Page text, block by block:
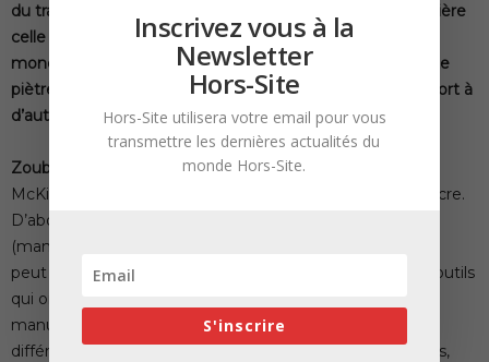
du travail dans la construction est de 1 % par an, loin derrière
celle du secteur manufacturier (3,6 %) ou de l’économie
mondiale (2,8 %) : chiffres 2019. Comment expliquer cette
piètre performance ? Pourquoi cette différence par rapport à
d’autres secteurs d’activité comme l’industrie ?
Zoubeir
. Je ne suis pas d’accord avec l’étude de
McKinsey. En tant que scientifique, elle doit me convaincre.
D’abord, la comparaison entre les deux secteurs
(manufacturier vs construction) n’est pas justifiée. On ne
peut pas évaluer le secteur de la construction avec des outils
qui ont été mis en place spécialement pour le secteur
manufacturier. La construction est structurellement
différente de l’industrie manufacturière (enjeux différents,
Inscrivez vous à la
Newsletter
Hors-Site
Hors-Site utilisera votre email pour vous
transmettre les dernières actualités du
monde Hors-Site.
S'inscrire